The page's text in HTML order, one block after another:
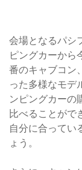
会場となるパシ
ピングカーから
番のキャブコン
った多様なモデ
ンピングカーの
比べることがで
自分に合ってい
ょう。